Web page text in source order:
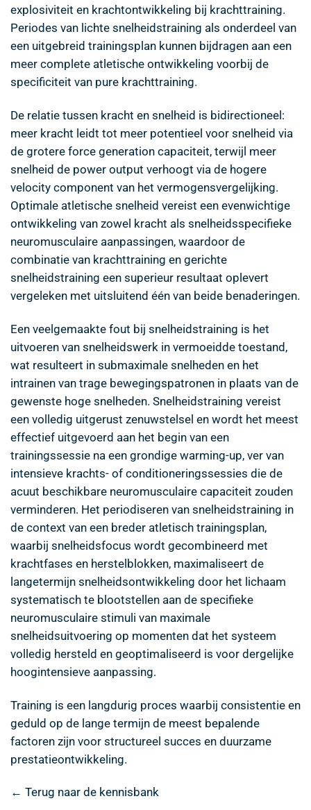
explosiviteit en krachtontwikkeling bij krachttraining.
Periodes van lichte snelheidstraining als onderdeel van
een uitgebreid trainingsplan kunnen bijdragen aan een
meer complete atletische ontwikkeling voorbij de
specificiteit van pure krachttraining.
De relatie tussen kracht en snelheid is bidirectioneel:
meer kracht leidt tot meer potentieel voor snelheid via
de grotere force generation capaciteit, terwijl meer
snelheid de power output verhoogt via de hogere
velocity component van het vermogensvergelijking.
Optimale atletische snelheid vereist een evenwichtige
ontwikkeling van zowel kracht als snelheidsspecifieke
neuromusculaire aanpassingen, waardoor de
combinatie van krachttraining en gerichte
snelheidstraining een superieur resultaat oplevert
vergeleken met uitsluitend één van beide benaderingen.
Een veelgemaakte fout bij snelheidstraining is het
uitvoeren van snelheidswerk in vermoeidde toestand,
wat resulteert in submaximale snelheden en het
intrainen van trage bewegingspatronen in plaats van de
gewenste hoge snelheden. Snelheidstraining vereist
een volledig uitgerust zenuwstelsel en wordt het meest
effectief uitgevoerd aan het begin van een
trainingssessie na een grondige warming-up, ver van
intensieve krachts- of conditioneringssessies die de
acuut beschikbare neuromusculaire capaciteit zouden
verminderen. Het periodiseren van snelheidstraining in
de context van een breder atletisch trainingsplan,
waarbij snelheidsfocus wordt gecombineerd met
krachtfases en herstelblokken, maximaliseert de
langetermijn snelheidsontwikkeling door het lichaam
systematisch te blootstellen aan de specifieke
neuromusculaire stimuli van maximale
snelheidsuitvoering op momenten dat het systeem
volledig hersteld en geoptimaliseerd is voor dergelijke
hoogintensieve aanpassing.
Training is een langdurig proces waarbij consistentie en
geduld op de lange termijn de meest bepalende
factoren zijn voor structureel succes en duurzame
prestatieontwikkeling.
← Terug naar de kennisbank